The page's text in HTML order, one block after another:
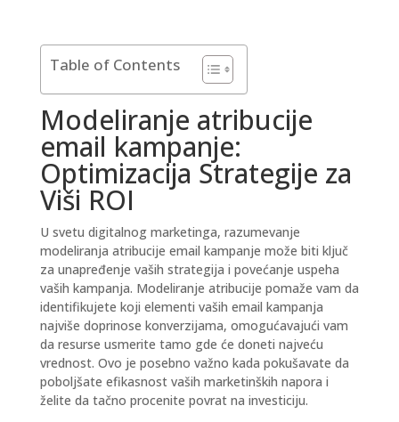
Table of Contents
Modeliranje atribucije
email kampanje:
Optimizacija Strategije za
Viši ROI
U svetu digitalnog marketinga, razumevanje
modeliranja atribucije email kampanje može biti ključ
za unapređenje vaših strategija i povećanje uspeha
vaših kampanja. Modeliranje atribucije pomaže vam da
identifikujete koji elementi vaših email kampanja
najviše doprinose konverzijama, omogućavajući vam
da resurse usmerite tamo gde će doneti najveću
vrednost. Ovo je posebno važno kada pokušavate da
poboljšate efikasnost vaših marketinških napora i
želite da tačno procenite povrat na investiciju.